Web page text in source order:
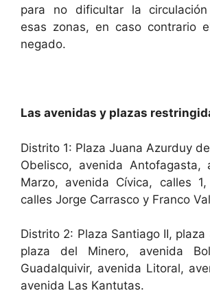
para no dificultar la
esas zonas, en caso contrario
negado.
Las avenidas y plazas
Distrito 1: Plaza Juana Azurduy
Obelisco, avenida
Marzo, avenida Cívica, calles
calles Jorge Carrasco y Franco
Distrito 2: Plaza Santiago II, plaza
plaza del Minero, avenida
Guadalquivir, avenida Litoral,
avenida Las Kantutas.